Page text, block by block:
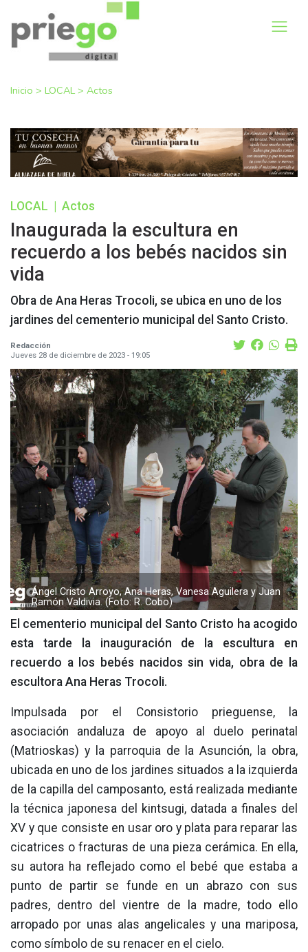
Inicio > LOCAL > Actos
LOCAL Actos
Inaugurada la escultura en
recuerdo a los bebés nacidos sin
vida
Obra de Ana Heras Trocoli, se ubica en uno de los
jardines del cementerio municipal del Santo Cristo.
Redacción
Jueves 28 de diciembre de 2023 - 19:05
Ángel Cristo Arroyo, Ana Heras, Vanesa Aguilera y Juan
Ramón Valdivia. (Foto: R. Cobo)
El cementerio municipal del Santo Cristo ha acogido
esta tarde la inauguración de la escultura en
recuerdo a los bebés nacidos sin vida, obra de la
escultora Ana Heras Trocoli.
Impulsada por el Consistorio prieguense, la
asociación andaluza de apoyo al duelo perinatal
(Matrioskas) y la parroquia de la Asunción, la obra,
ubicada en uno de los jardines situados a la izquierda
de la capilla del camposanto, está realizada mediante
la técnica japonesa del kintsugi, datada a finales del
XV y que consiste en usar oro y plata para reparar las
cicatrices o fracturas de una pieza cerámica. En ella,
su autora ha reflejado como el bebé que estaba a
punto de partir se funde en un abrazo con sus
padres, dentro del vientre de la madre, todo ello
arropado por unas alas angelicales y una mariposa,
como símbolo de su renacer en el cielo.